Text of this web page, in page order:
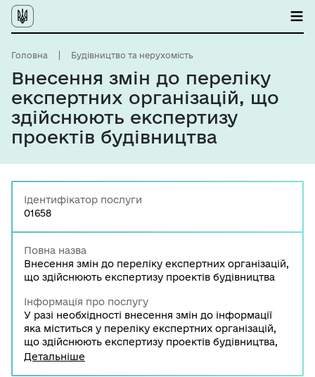
Головна Будівництво та нерухомість
Внесення змін до переліку
експертних організацій, що
здійснюють експертизу
проектів будівництва
Ідентифікатор послуги
01658
Повна назва
Внесення змін до переліку експертних організацій,
що здійснюють експертизу проектів будівництва
Інформація про послугу
У разі необхідності внесення змін до інформації
яка міститься у переліку експертних організацій,
що здійснюють експертизу проектів будівництва,
експертна організація повиння їх викласти у
Детальніше